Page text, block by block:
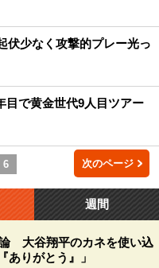
伏少なく攻撃的プレー光っ
目で黄金世代9人目ツアー
6 次のページ
週間
大谷翔平のカネを使い込
ありがとう』」